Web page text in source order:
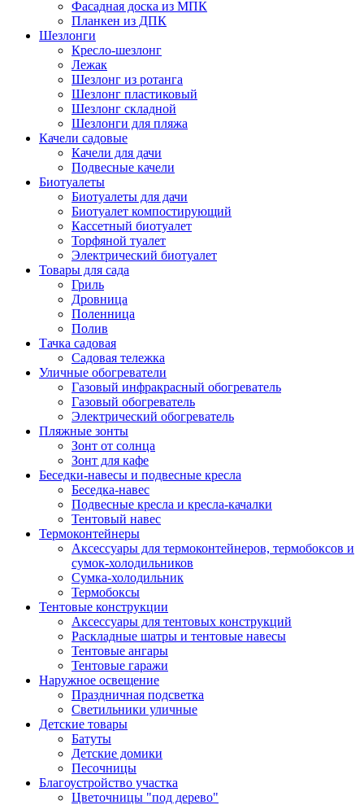
Фасадная доска из МПК
Планкен из ДПК
Шезлонги
Кресло-шезлонг
Лежак
Шезлонг из ротанга
Шезлонг пластиковый
Шезлонг складной
Шезлонги для пляжа
Качели садовые
Качели для дачи
Подвесные качели
Биотуалеты
Биотуалеты для дачи
Биотуалет компостирующий
Кассетный биотуалет
Торфяной туалет
Электрический биотуалет
Товары для сада
Гриль
Дровница
Поленница
Полив
Тачка садовая
Садовая тележка
Уличные обогреватели
Газовый инфракрасный обогреватель
Газовый обогреватель
Электрический обогреватель
Пляжные зонты
Зонт от солнца
Зонт для кафе
Беседки-навесы и подвесные кресла
Беседка-навес
Подвесные кресла и кресла-качалки
Тентовый навес
Термоконтейнеры
Аксессуары для термоконтейнеров, термобоксов и
сумок-холодильников
Сумка-холодильник
Термобоксы
Тентовые конструкции
Аксессуары для тентовых конструкций
Раскладные шатры и тентовые навесы
Тентовые ангары
Тентовые гаражи
Наружное освещение
Праздничная подсветка
Светильники уличные
Детские товары
Батуты
Детские домики
Песочницы
Благоустройство участка
Цветочницы "под дерево"